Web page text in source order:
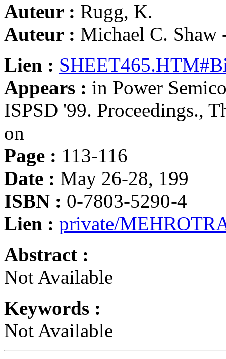
Auteur : Rugg, K.
Auteur : Michael C. Shaw
Lien :
Appears : in Power
ISPSD '99. Proceedings.,
on
Page : 113-116
Date : May 26-28, 199
ISBN : 0-7803-5290-4
Lien : private/
Abstract :
Not Available
Keywords :
Not Available